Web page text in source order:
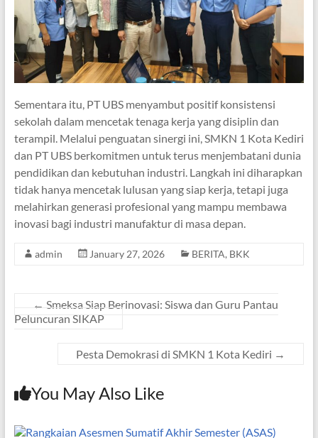
Sementara itu, PT UBS menyambut positif konsistensi
sekolah dalam mencetak tenaga kerja yang disiplin dan
terampil. ​Melalui penguatan sinergi ini, SMKN 1 Kota Kediri
dan PT UBS berkomitmen untuk terus menjembatani dunia
pendidikan dan kebutuhan industri. Langkah ini diharapkan
tidak hanya mencetak lulusan yang siap kerja, tetapi juga
melahirkan generasi profesional yang mampu membawa
inovasi bagi industri manufaktur di masa depan.
admin January 27, 2026 BERITA, BKK
← Smeksa Siap Berinovasi: Siswa dan Guru Pantau
Peluncuran SIKAP
Pesta Demokrasi di SMKN 1 Kota Kediri →
You May Also Like